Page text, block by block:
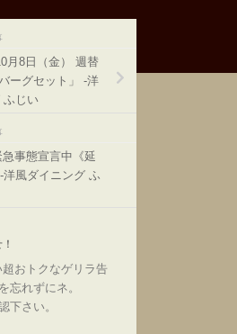
月8日（金） 週替
ーグセット」 -洋
ふじい
事態宣言中《延
風ダイニング ふ
おトクなゲリラ告
忘れずにネ。
下さい。